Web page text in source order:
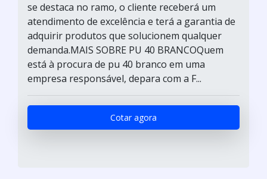
se destaca no ramo, o cliente receberá um
atendimento de excelência e terá a garantia de
adquirir produtos que solucionem qualquer
demanda.MAIS SOBRE PU 40 BRANCOQuem
está à procura de pu 40 branco em uma
empresa responsável, depara com a F...
Cotar agora